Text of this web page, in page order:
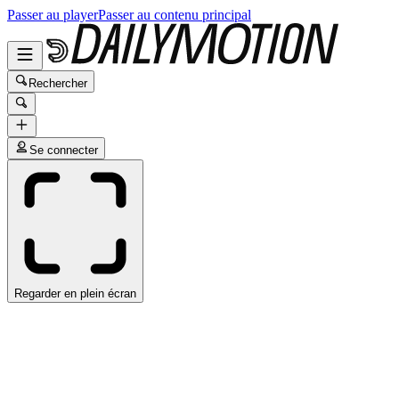
Passer au playerPasser au contenu principal
Rechercher
Se connecter
Regarder en plein écran